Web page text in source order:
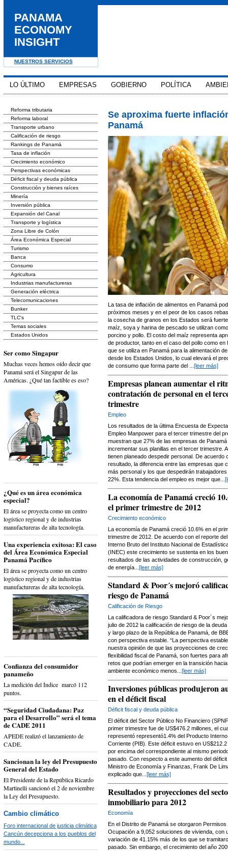
LO ÚLTIMO EMPRESAS GOBIERNO POLÍTICA
PANAMA
ECONOMY
INSIGHT
NUESTROS SERVICIOS
Reforma tributaria
Reforma laboral
Transporte urbano
Calificación de riesgo
Rankings de Panamá
Tasa de inflación
Crecimiento económico
Perspectivas económicas
Déficit fiscal y deuda pública
Construcción y bienes raíces
Minería
Inversión pública
Expansión del Canal
Transporte y logística
Zona Libre de Colón
Área Económica Especial
Turismo
Banca
Consumo
Agricultura
Industrias manufactureras
Generación eléctrica
Telecomunicaciones
Bunker
TLC's
Temas sociales
Estados Unidos
Ser como Singapur
Muchas veces hemos oído decir que
Panamá será el Singapur de las
Américas. ¿Qué tan factible es eso?
¿Qué es un área económica
especial?
El área se proyecta como un centro
logístico regional y de industrias
manufactureras de alta tecnología.
Una experiencia exitosa: El caso
del Área Económica Especial
Panamá Pacífico
El área se proyecta como un centro
logístico regional y de industrias
manufactureras de alta tecnología.
Confianza del consumidor
panameño
La medición del Índice marcó 112
puntos.
“Seguridad Ciudadana: Paz
para el Desarrollo” será el tema
de CADE 2011
APEDE realizó el lanzamiento de
CADE.
Sancionan la ley del Presupuesto
General del Estado
El Presidente de la República Ricardo
Martinelli sancionó el 2 de noviembre
la Ley del Presupuesto.
Cambio climático
Foro internacional de justicia climática
Cancún decepciona a los pueblos del
mundo...
Se aproxima fuerte
Panamá
La tasa de inflación de alimentos en Panamá
próximos meses y en el peor de los casos
la cosecha de granos en los Estados será
maíz, soya y harina de pescado se utilizan
porcino y pollo. El costo del maíz representa
de productor, tanto en el caso del pollo como
que se utiliza en Panamá para la alimentación
desde los Estados Unidos, lo cual elevará el
de consumo que forma parte del ... [leer más]
Empresas planean aumentar el
contratación de personal en el
trimestre
Empleo
Los resultados de la última Encuesta de
Empleo Manpower para el tercer trimestre del
muestran que 27% de las empresas de
incrementar sus planillas en el tercer trimestre.
tienen planeado despedir personal. De acuerdo
resultado, la diferencia entre las empresas que
más personal y los que despedirán trabajadores
22%. Esta tendencia del empleo es mejor que...
La economía de Panamá creció
el primer trimestre de 2012
Crecimiento económico
La economía de Panamá creció 10.6% en el
trimestre de 2012. De acuerdo con el reporte
Interno Bruto del Instituto Nacional de
(INEC) este crecimiento se sustenta en los
resultados de las actividades de construcción,
de energía... [leer más]
Standard & Poor´s mejoró
riesgo de Panamá
Calificación de Riesgo
La calificadora de riesgo Standard & Poor´s
julio de 2012 la calificación de riesgo de la
y largo plazo de la República de Panamá, de
con perspectiva estable. “La perspectiva
nuestra opinión de que las proyecciones de
flexibilidad fiscal de Panamá, son fuertes para
retos que podrían emerger en la transición
ambiente económico menos... [leer más]
Inversiones públicas produjeron
en el déficit fiscal
Déficit fiscal y deuda pública
El déficit del Sector Público No Financiero
primer trimestre fue de US$476.2 millones, el
representó representó1.4% del Producto
Corriente (PIB). Este déficit estuvo en US$212.2
por encima del correspondiente al mismo
pasado. Con respecto a este aumento del déficit
Ministro de Economía y Finanzas, Frank De
explicado que... [leer más]
Resultados y proyecciones del
inmobiliario para 2012
Economía
En el Distrito de Panamá se otorgaron Permisos
Ocupación a 9,052 soluciones de vivienda, con
variación de 41.15% más de los que se
pasado. Sin embargo, el crecimiento del año